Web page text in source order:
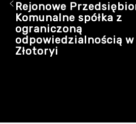
Rejonowe
Komunalne spółka z
ograniczoną
odpowiedzialnością w
Złotoryi